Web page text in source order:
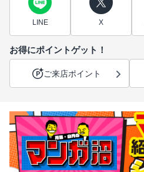
LINE X
お得にポイントゲット！
ご来店ポイント